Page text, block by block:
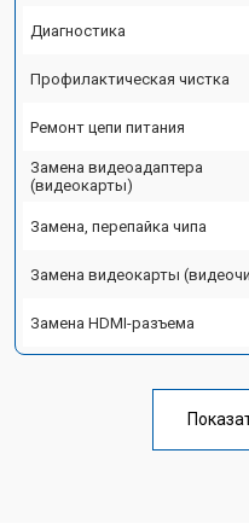
Диагностика
Профилактическая чистка
Ремонт цепи питания
Замена видеоадаптера
(видеокарты)
Замена, перепайка чипа
Замена видеокарты
Замена HDMI-разъема